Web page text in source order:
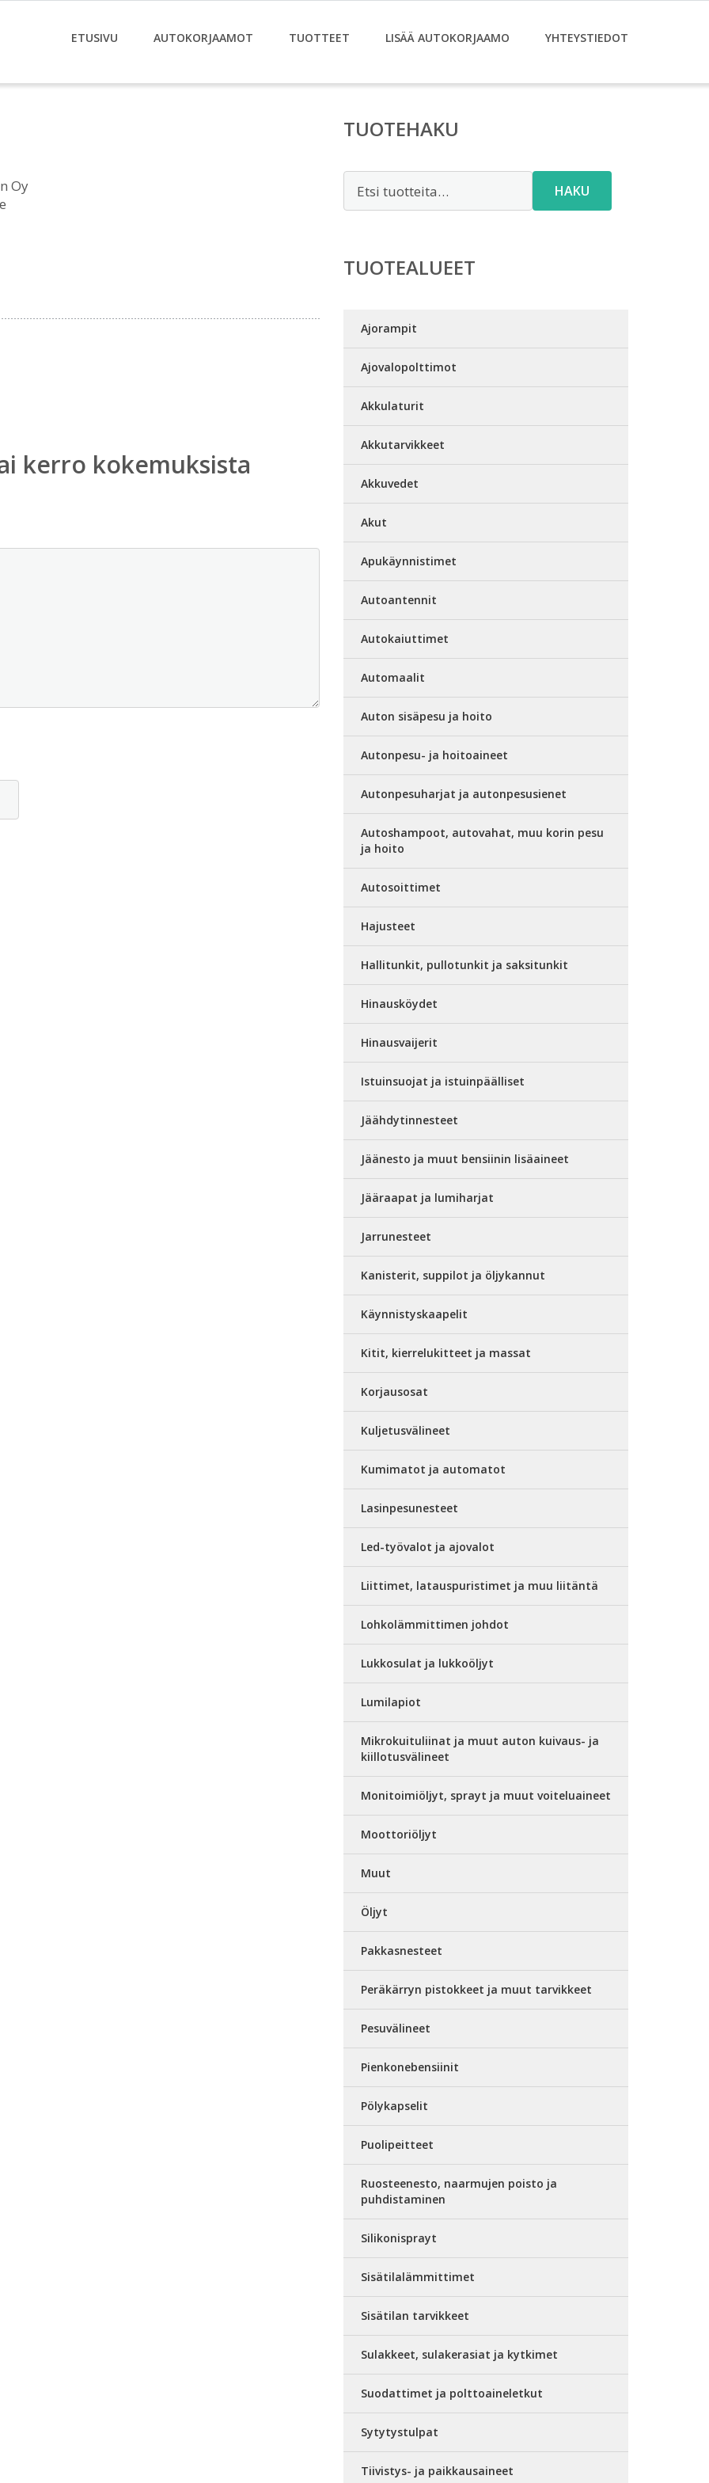
ETUSIVU AUTOKORJAAMOT TUOTTEET LISÄÄ AUTOKORJAAMO YHTEYSTIEDOT
Oy
kerro kokemuksista
TUOTEHAKU
HAKU
TUOTEALUEET
Ajorampit
Ajovalopolttimot
Akkulaturit
Akkutarvikkeet
Akkuvedet
Akut
Apukäynnistimet
Autoantennit
Autokaiuttimet
Automaalit
Auton sisäpesu ja hoito
Autonpesu- ja hoitoaineet
Autonpesuharjat ja autonpesusienet
Autoshampoot, autovahat, muu korin pesu
ja hoito
Autosoittimet
Hajusteet
Hallitunkit, pullotunkit ja saksitunkit
Hinausköydet
Hinausvaijerit
Istuinsuojat ja istuinpäälliset
Jäähdytinnesteet
Jäänesto ja muut bensiinin lisäaineet
Jääraapat ja lumiharjat
Jarrunesteet
Kanisterit, suppilot ja öljykannut
Käynnistyskaapelit
Kitit, kierrelukitteet ja massat
Korjausosat
Kuljetusvälineet
Kumimatot ja automatot
Lasinpesunesteet
Led-työvalot ja ajovalot
Liittimet, latauspuristimet ja muu liitäntä
Lohkolämmittimen johdot
Lukkosulat ja lukkoöljyt
Lumilapiot
Mikrokuituliinat ja muut auton kuivaus- ja
kiillotusvälineet
Monitoimiöljyt, sprayt ja muut voiteluaineet
Moottoriöljyt
Muut
Öljyt
Pakkasnesteet
Peräkärryn pistokkeet ja muut tarvikkeet
Pesuvälineet
Pienkonebensiinit
Pölykapselit
Puolipeitteet
Ruosteenesto, naarmujen poisto ja
puhdistaminen
Silikonisprayt
Sisätilalämmittimet
Sisätilan tarvikkeet
Sulakkeet, sulakerasiat ja kytkimet
Suodattimet ja polttoaineletkut
Sytytystulpat
Tiivistys- ja paikkausaineet